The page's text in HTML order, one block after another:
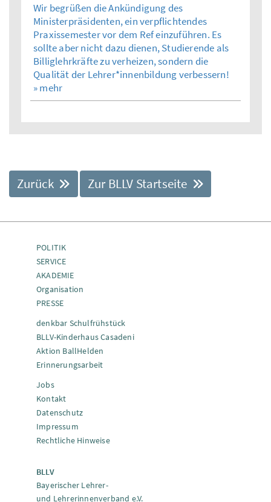
Wir begrüßen die Ankündigung des
Ministerpräsidenten, ein verpflichtendes
Praxissemester vor dem Ref einzuführen. Es
sollte aber nicht dazu dienen, Studierende als
Billiglehrkräfte zu verheizen, sondern die
Qualität der Lehrer*innenbildung verbessern!
» mehr
Zurück Zur BLLV Startseite
POLITIK
SERVICE
AKADEMIE
Organisation
PRESSE
denkbar Schulfrühstück
BLLV-Kinderhaus Casadeni
Aktion BallHelden
Erinnerungsarbeit
Jobs
Kontakt
Datenschutz
Impressum
Rechtliche Hinweise
BLLV
Bayerischer Lehrer-
und Lehrerinnenverband e.V.